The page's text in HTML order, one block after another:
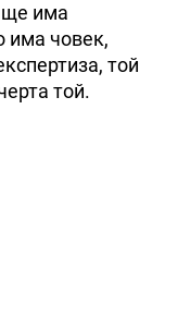
ще има
има човек,
той
той.